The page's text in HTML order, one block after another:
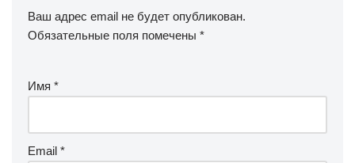
Ваш адрес email не будет опубликован.
Обязательные поля помечены *
Имя *
Email *